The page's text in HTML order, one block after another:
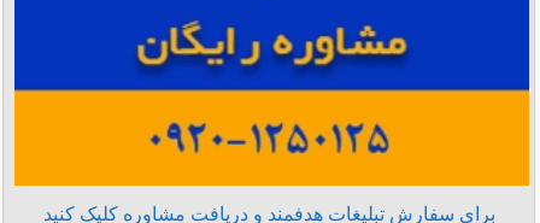
برای سفارش تبلیغات هدفمند و دریافت مشاوره کلیک کنید